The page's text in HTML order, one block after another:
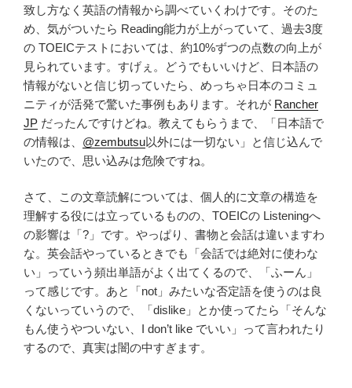
致し方なく英語の情報から調べていくわけです。そのた
め、気がついたら Reading能力が上がっていて、過去3度
の TOEICテストにおいては、約10%ずつの点数の向上が
見られています。すげぇ。どうでもいいけど、日本語の
情報がないと信じ切っていたら、めっちゃ日本のコミュ
ニティが活発で驚いた事例もあります。それが Rancher
JP だったんですけどね。教えてもらうまで、「日本語で
の情報は、 @zembutsu以外には一切ない」と信じ込んで
いたので、思い込みは危険ですね。
さて、この文章読解については、個人的に文章の構造を
理解する役には立っているものの、TOEICの Listeningへ
の影響は「?」です。やっぱり、書物と会話は違いますわ
な。英会話やっているときでも「会話では絶対に使わな
い」っていう頻出単語がよく出てくるので、「ふーん」
って感じです。あと「not」みたいな否定語を使うのは良
くないっていうので、「dislike」とか使ってたら「そんな
もん使うやついない、I don’t like でいい」って言われたり
するので、真実は闇の中すぎます。